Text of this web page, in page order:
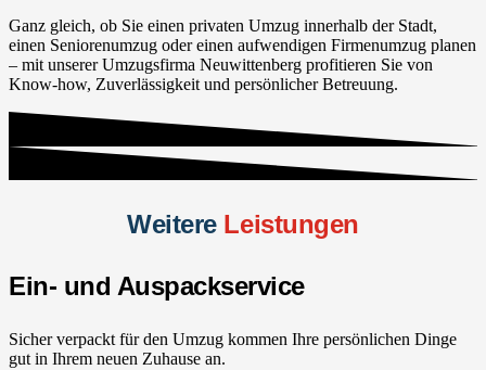
Ganz gleich, ob Sie einen privaten Umzug innerhalb der Stadt,
einen Seniorenumzug oder einen aufwendigen Firmenumzug planen
– mit unserer Umzugsfirma Neuwittenberg profitieren Sie von
Know-how, Zuverlässigkeit und persönlicher Betreuung.
Weitere Leistungen
Ein- und Auspackservice
Sicher verpackt für den Umzug kommen Ihre persönlichen Dinge
gut in Ihrem neuen Zuhause an.